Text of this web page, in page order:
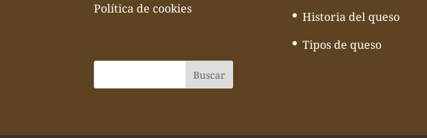
Política de cookies
Historia del queso
Tipos de queso